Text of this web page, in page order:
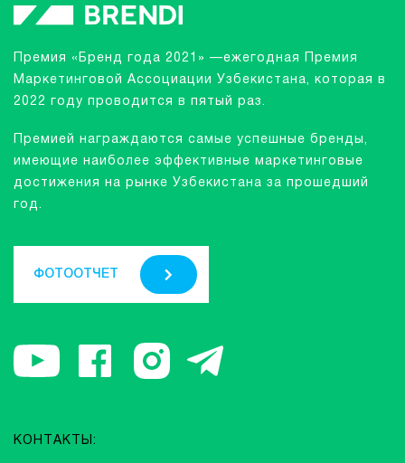
Премия «Бренд года 2021» —ежегодная Премия
Маркетинговой Ассоциации Узбекистана, которая в
2022 году проводится в пятый раз.
Премией награждаются самые успешные бренды,
имеющие наиболее эффективные маркетинговые
достижения на рынке Узбекистана за прошедший
год.
ФОТООТЧЕТ
КОНТАКТЫ: